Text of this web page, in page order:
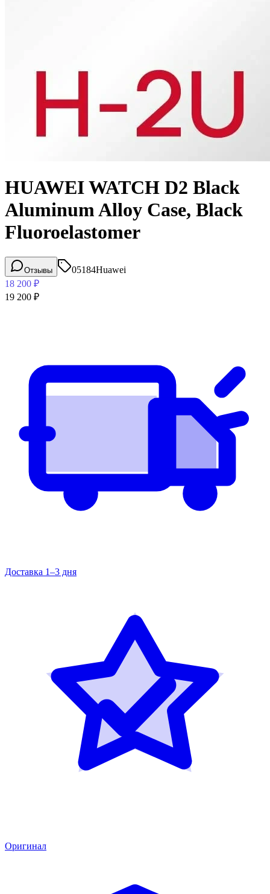
HUAWEI WATCH D2 Black
Aluminum Alloy Case, Black
Fluoroelastomer
Отзывы 05184Huawei
18 200 ₽
19 200 ₽
Доставка 1–3 дня
Оригинал